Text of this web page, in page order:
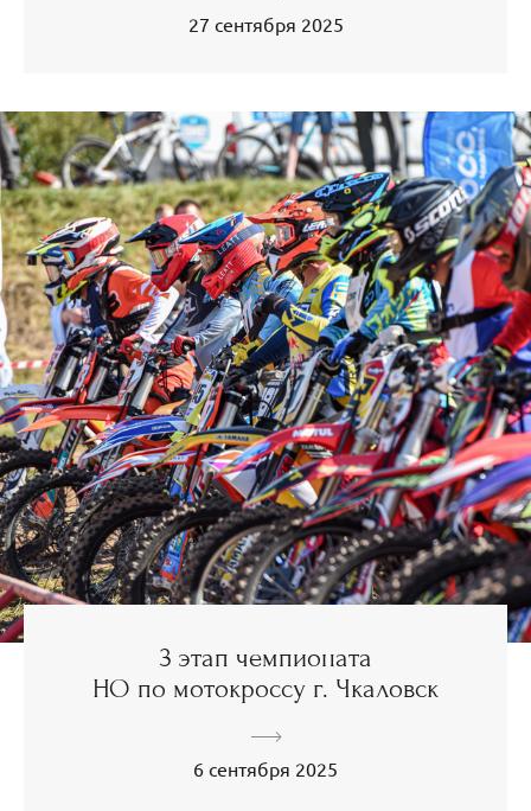
27 сентября 2025
3 этап чемпионата
НО по мотокроссу г. Чкаловск
6 сентября 2025